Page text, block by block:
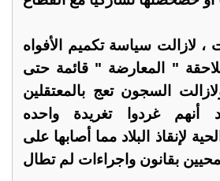
لازالت سياسة تكميم الأفواه
" المعارضة " قائمة حتى
السجون تعج بالمعتقلين
أنهم غردوا تغريدة واحده
لإنقاذ البلاد مما أصابها على
بقانون واجراءات لم تطال